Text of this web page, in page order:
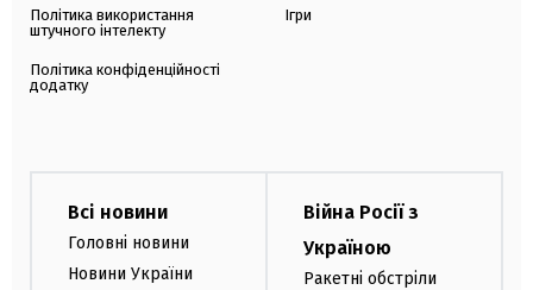
Політика використання
штучного інтелекту
Політика конфіденційності
додатку
Ігри
Всі новини
Головні новини
Новини України
Війна Росії з
Україною
Ракетні обстріли